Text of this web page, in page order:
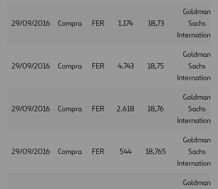
29/09/2016 Compra FER 1.174 18,73
Goldman
Sachs
International
29/09/2016 Compra FER 4.743 18,75
Goldman
Sachs
International
29/09/2016 Compra FER 2.618 18,76
Goldman
Sachs
International
29/09/2016 Compra FER 544 18,765
Goldman
Sachs
International
Goldman